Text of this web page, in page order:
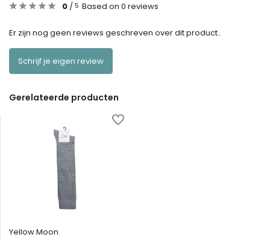
0 / 5 Based on 0 reviews
Er zijn nog geen reviews geschreven over dit product..
Schrijf je eigen review
Gerelateerde producten
Yellow Moon